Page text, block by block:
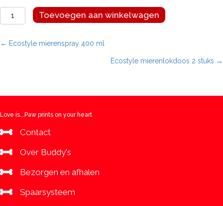
mierenpoeder
gram
Toevoegen aan winkelwagen
Posts
← Ecostyle mierenspray 400 ml
Ecostyle mierenlokdoos 2 stuks →
Love is...Paw prints on your heart
Contact
Over Buddy's
Bezorgen en afhalen
Spaarsysteem